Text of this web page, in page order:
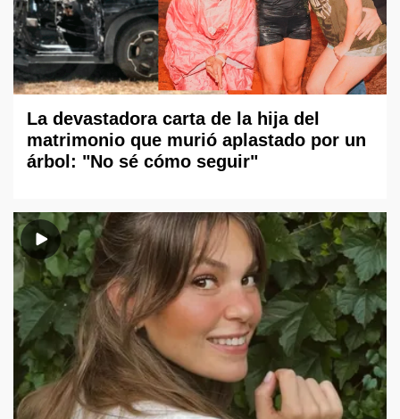
La devastadora carta de la hija del
matrimonio que murió aplastado por un
árbol: "No sé cómo seguir"